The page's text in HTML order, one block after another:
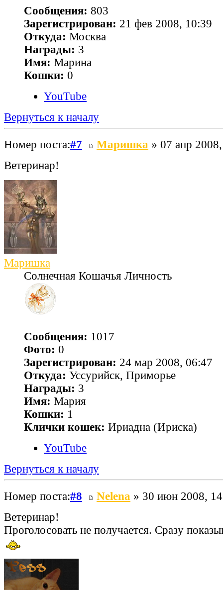
Сообщения: 803
Зарегистрирован: 21 фев 2008, 10:39
Откуда: Москва
Награды: 3
Имя: Марина
Кошки: 0
YouTube
Вернуться к началу
Номер поста:#7 Маришка » 07 апр
Ветеринар!
Маришка
Солнечная Кошачья Личность
Сообщения: 1017
Фото: 0
Зарегистрирован: 24 мар 2008, 06:47
Откуда: Уссурийск, Приморье
Награды: 3
Имя: Мария
Кошки: 1
Клички кошек: Ириадна (Ириска)
YouTube
Вернуться к началу
Номер поста:#8 Nelena » 30 июн 2008,
Ветеринар!
Проголосовать не получается. Сразу